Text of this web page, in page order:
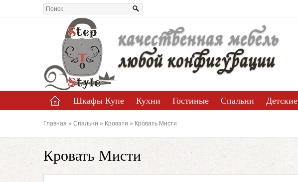
качественная мебель
любой конфигурации
Шкафы Купе Кухни Гостиные Спальни Детские
Главная » Спальни » Кровати » Кровать Мисти
Кровать Мисти